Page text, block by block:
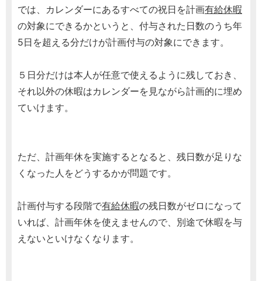
では、カレンダーにあるすべての祝日を計画有給休暇
の対象にできるかというと、付与された日数のうち年
5日を超える分だけが計画付与の対象にできます。
５日分だけは本人が任意で使えるように残しておき、
それ以外の休暇はカレンダーを見ながら計画的に埋め
ていけます。
ただ、計画年休を実施するとなると、残日数が足りな
くなった人をどうするかが問題です。
計画付与する段階で有給休暇の残日数がゼロになって
いれば、計画年休を使えませんので、別途で休暇を与
えないといけなくなります。